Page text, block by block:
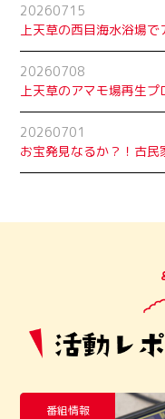
20260715
上天草の西目海水浴場
20260708
上天草のアマモ場再生プ
20260701
お宝発見なるか？！古
番組情報